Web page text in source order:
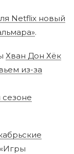
Netflix новый
.
Хван Дон Хёк
из-за
сезоне